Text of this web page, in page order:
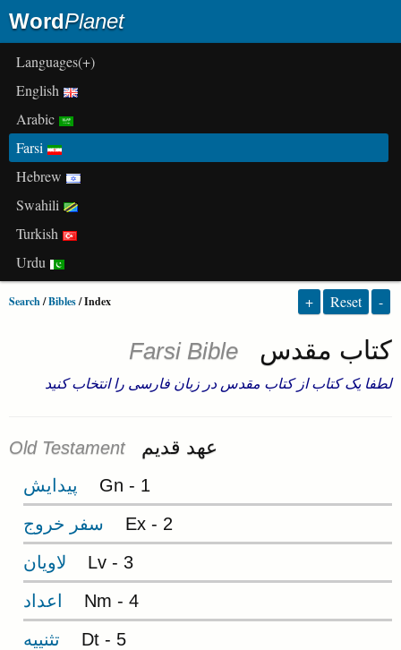
WordPlanet
(+)Languages
Search/Bibles/ Index -
Reset
+
کتاب مقدس Farsi Bible
لطفا یک کتاب از کتاب مقدس در زبان فارسی را انتخاب کنید
عهد قديم
Old Testament
Gn - 1
پيدايش
Ex - 2
سفر خروج
Lv - 3
لاويان
Nm - 4
اعداد
Dt - 5
تثنييه